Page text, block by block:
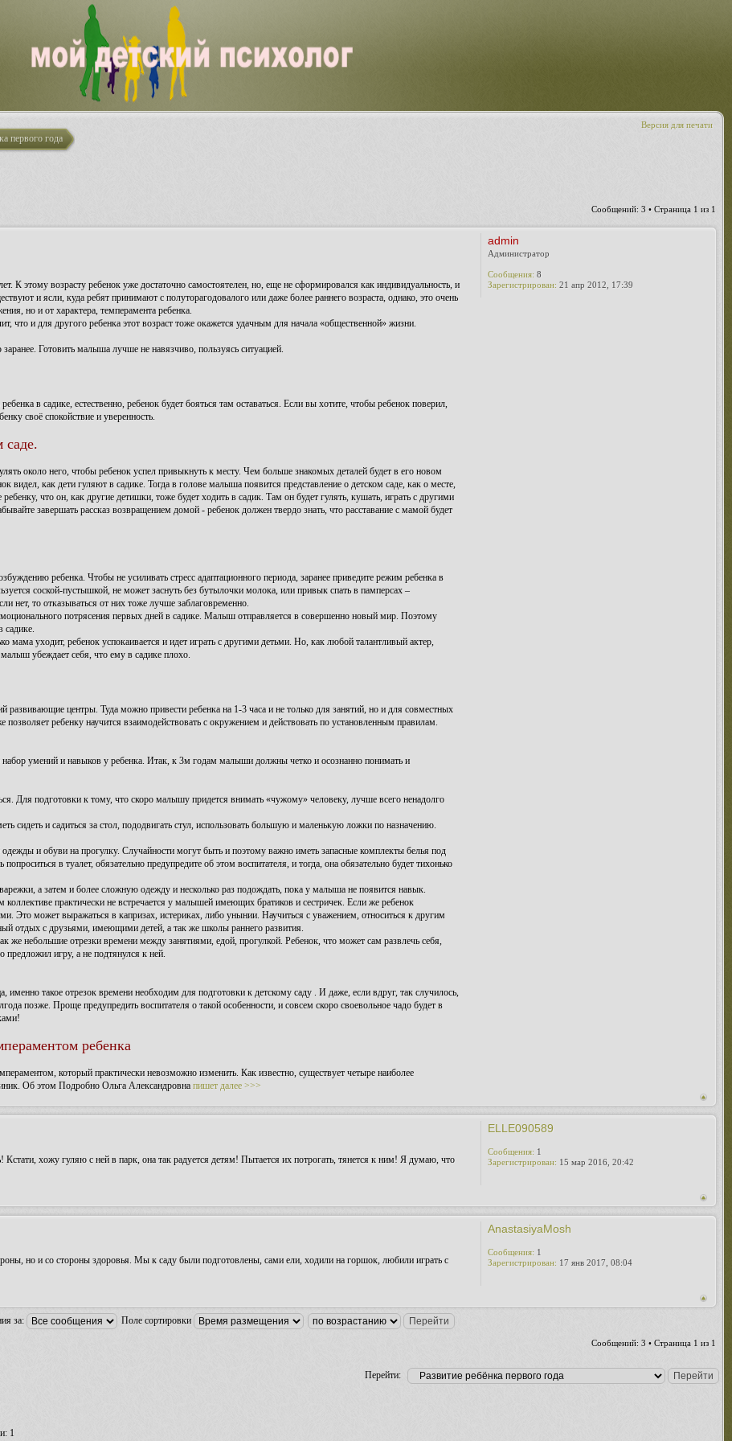
Версия для печати
первого года
Сообщений: 3 • Страница 1 из 1
К этому возрасту ребенок уже достаточно самостоятелен, но, еще не сформировался как индивидуальность, и
и ясли, куда ребят принимают с полуторагодовалого или даже более раннего возраста, однако, это очень
но и от характера, темперамента ребенка.
что и для другого ребенка этот возраст тоже окажется удачным для начала «общественной» жизни.
Готовить малыша лучше не навязчиво, пользуясь ситуацией.
в садике, естественно, ребенок будет бояться там оставаться. Если вы хотите, чтобы ребенок поверил,
своё спокойствие и уверенность.
саде.
около него, чтобы ребенок успел привыкнуть к месту. Чем больше знакомых деталей будет в его новом
как дети гуляют в садике. Тогда в голове малыша появится представление о детском саде, как о месте,
что он, как другие детишки, тоже будет ходить в садик. Там он будет гулять, кушать, играть с другими
завершать рассказ возвращением домой - ребенок должен твердо знать, что расставание с мамой будет
ребенка. Чтобы не усиливать стресс адаптационного периода, заранее приведите режим ребенка в
соской-пустышкой, не может заснуть без бутылочки молока, или привык спать в памперсах –
нет, то отказываться от них тоже лучше заблаговременно.
потрясения первых дней в садике. Малыш отправляется в совершенно новый мир. Поэтому
садике.
уходит, ребенок успокаивается и идет играть с другими детьми. Но, как любой талантливый актер,
убеждает себя, что ему в садике плохо.
развивающие центры. Туда можно привести ребенка на 1-3 часа и не только для занятий, но и для совместных
ребенку научится взаимодействовать с окружением и действовать по установленным правилам.
умений и навыков у ребенка. Итак, к 3м годам малыши должны четко и осознанно понимать и
Для подготовки к тому, что скоро малышу придется внимать «чужому» человеку, лучше всего ненадолго
сидеть и садиться за стол, пододвигать стул, использовать большую и маленькую ложки по назначению.
и обуви на прогулку. Случайности могут быть и поэтому важно иметь запасные комплекты белья под
в туалет, обязательно предупредите об этом воспитателя, и тогда, она обязательно будет тихонько
а затем и более сложную одежду и несколько раз подождать, пока у малыша не появится навык.
практически не встречается у малышей имеющих братиков и сестричек. Если же ребенок
Это может выражаться в капризах, истериках, либо унынии. Научиться с уважением, относиться к другим
отдых с друзьями, имеющими детей, а так же школы раннего развития.
же небольшие отрезки времени между занятиями, едой, прогулкой. Ребенок, что может сам развлечь себя,
предложил игру, а не подтянулся к ней.
такое отрезок времени необходим для подготовки к детскому саду . И даже, если вдруг, так случилось,
позже. Проще предупредить воспитателя о такой особенности, и совсем скоро своевольное чадо будет в
ребенка
который практически невозможно изменить. Как известно, существует четыре наиболее
Об этом Подробно Ольга Александровна пишет далее >>>
admin
Администратор
Сообщения: 8
Зарегистрирован: 21 апр 2012, 17:39
Кстати, хожу гуляю с ней в парк, она так радуется детям! Пытается их потрогать, тянется к ним! Я думаю, что
ELLE090589
Сообщения: 1
Зарегистрирован: 15 мар 2016, 20:42
но и со стороны здоровья. Мы к саду были подготовлены, сами ели, ходили на горшок, любили играть с
AnastasiyaMosh
Сообщения: 1
Зарегистрирован: 17 янв 2017, 08:04
за: Поле сортировки
Сообщений: 3 • Страница 1 из 1
Перейти:
1